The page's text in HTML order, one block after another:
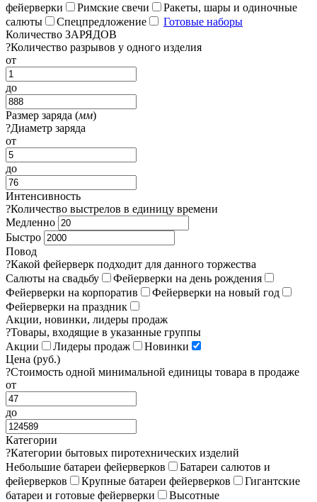
фейерверки
Римские свечи
Ракеты, шары и одиночные
салюты
Спецпредложение
Готовые наборы
Количество ЗАРЯДОВ
?Количество разрывов у одного изделия
от
до
Размер заряда (мм)
?Диаметр заряда
от
до
Интенсивность
?Количество выстрелов в единицу времени
Медленно
Быстро
Повод
?Какой фейерверк подходит для данного торжества
Салюты на свадьбу
Фейерверки на день рождения
Фейерверки на корпоратив
Фейерверки на новый год
Фейерверки на праздник
Акции, новинки, лидеры продаж
?Товары, входящие в указанные группы
Акции
Лидеры продаж
Новинки
Цена (руб.)
?Стоимость одной минимальной единицы товара в продаже
от
до
Категории
?Категории бытовых пиротехнических изделий
Небольшие батареи фейерверков
Батареи салютов и
фейерверков
Крупные батареи фейерверков
Гигантские
батареи и готовые фейерверки
Высотные